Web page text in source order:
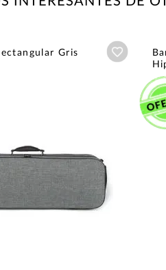
Gris Añadir